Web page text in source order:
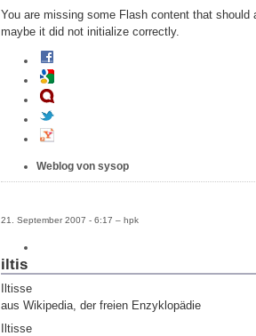
You are missing some Flash content that
maybe it did not initialize correctly.
Weblog von sysop
21. September 2007 - 6:17 – hpk
iltis
Iltisse
aus Wikipedia, der freien Enzyklopädie
Iltisse